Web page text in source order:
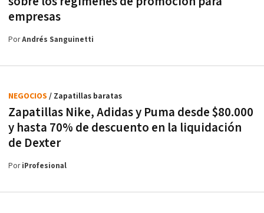
empresas
PorAndrés Sanguinetti
Zapatillas Nike, Adidas y Puma desde $80.000
y hasta 70% de descuento en la liquidación
de Dexter
NEGOCIOS / Zapatillas baratas
PoriProfesional